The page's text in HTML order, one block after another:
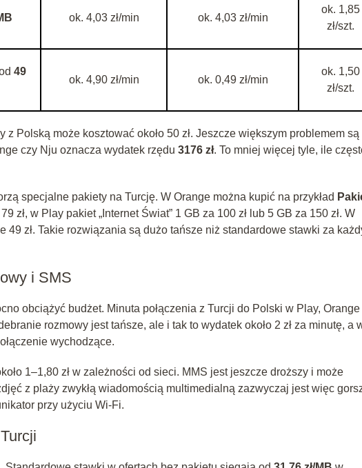
ok. 4,03 zł/min ok. 4,03 zł/min
ok. 1,85
zł/szt.
49
ok. 4,90 zł/min ok. 0,49 zł/min
ok. 1,50
zł/szt.
z Polską może kosztować około 50 zł. Jeszcze większym problemem są
czy Nju oznacza wydatek rzędu 3176 zł. To mniej więcej tyle, ile
specjalne pakiety na Turcję. W Orange można kupić na przykład
zł, w Play pakiet „Internet Świat” 1 GB za 100 zł lub 5 GB za 150 zł. W
49 zł. Takie rozwiązania są dużo tańsze niż standardowe stawki za
i SMS
obciążyć budżet. Minuta połączenia z Turcji do Polski w Play,
rozmowy jest tańsze, ale i tak to wydatek około 2 zł za minutę, a
wychodzące.
1–1,80 zł w zależności od sieci. MMS jest jeszcze droższy i może
z plaży zwykłą wiadomością multimedialną zazwyczaj jest więc
przy użyciu Wi‑Fi.